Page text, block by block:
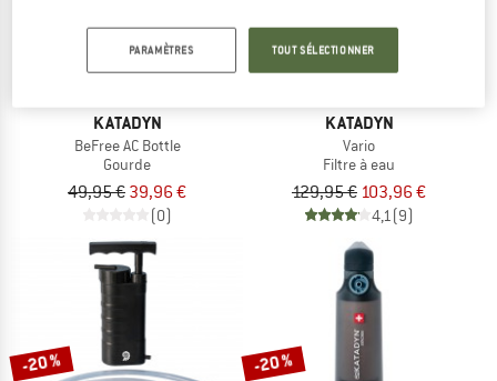
KATADYN
BeFree AC Bottle
Gourde
49,95 € 39,96 €
(0)
KATADYN
Vario
Filtre à eau
129,95 € 103,96 €
4,1(9)
-20 % -20 %
PARAMÈTRES TOUT SÉLECTIONNER